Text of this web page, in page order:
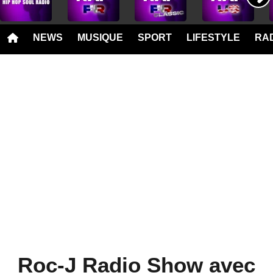
NEWS MUSIQUE SPORT LIFESTYLE
Roc-J Radio Show avec